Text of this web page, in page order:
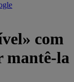
com
mantê-la